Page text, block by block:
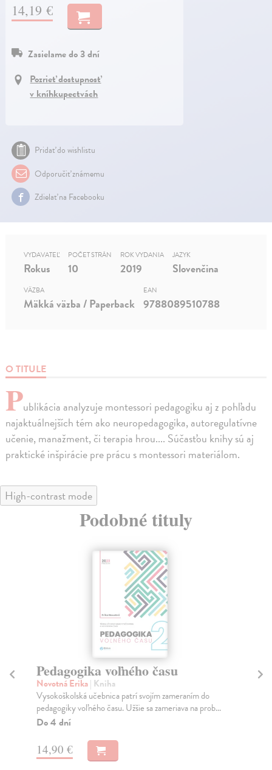
14,19 €
Zasielame do 3 dní
Pozrieť dostupnosť
v kníhkupectvách
Pridať do wishlistu
Odporučiť známemu
Zdielať na Facebooku
O TITULE
Publikácia analyzuje montessori pedagogiku aj z pohľadu
najaktuálnejších tém ako neuropedagogika, autoregulatívne
učenie, manažment, či terapia hrou.... Súčasťou knihy sú aj
praktické inšpirácie pre prácu s montessori materiálom.
VYDAVATEĽ
Rokus
POČET STRÁN
10
ROK VYDANIA
2019
JAZYK
Slovenčina
VÄZBA
Mäkká väzba / Paperback
EAN
9788089510788
High-contrast mode
Podobné tituly
Pedagogika voľného času
Novotná Erika| Kniha
Vysokoškolská učebnica patrí svojím zameraním do
pedagogiky voľného času. Užšie sa zameriava na prob...
Do 4 dní
14,90 €
I.